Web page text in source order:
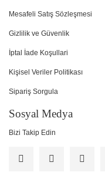
Mesafeli Satış Sözleşmesi
Gizlilik ve Güvenlik
İptal İade Koşullari
Kişisel Veriler Politikası
Sipariş Sorgula
Sosyal Medya
Bizi Takip Edin